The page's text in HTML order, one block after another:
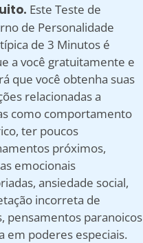
Este Teste de
de Personalidade
de 3 Minutos é
a você gratuitamente e
que você obtenha suas
relacionadas a
como comportamento
ter poucos
próximos,
emocionais
ansiedade social,
incorreta de
pensamentos paranoicos
em poderes especiais.